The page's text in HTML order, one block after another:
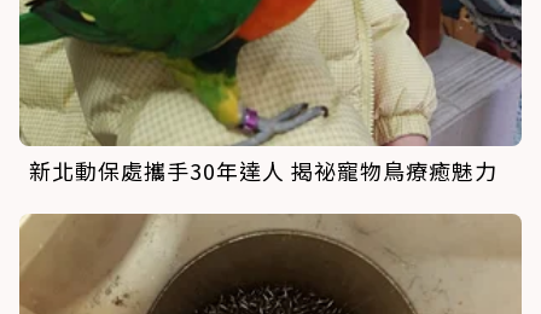
新北動保處攜手30年達人 揭祕寵物鳥療癒魅力